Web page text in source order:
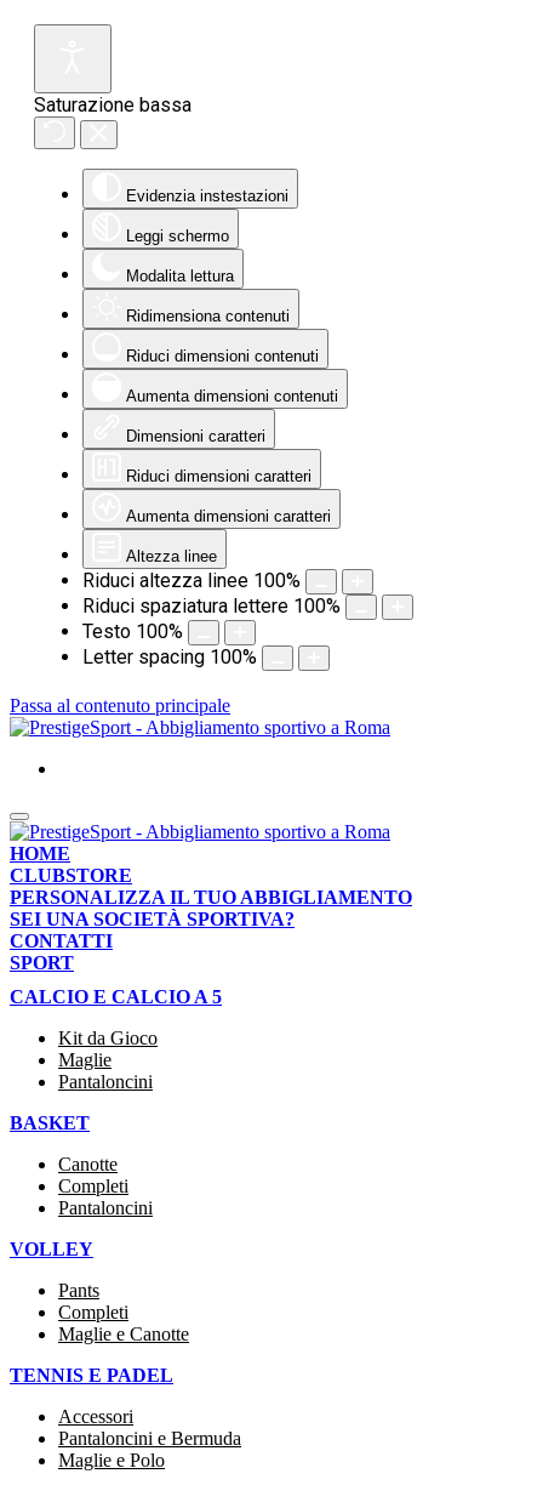
Saturazione bassa
Evidenzia instestazioni
Leggi schermo
Modalita lettura
Ridimensiona contenuti
Riduci dimensioni contenuti
Aumenta dimensioni contenuti
Dimensioni caratteri
Riduci dimensioni caratteri
Aumenta dimensioni caratteri
Altezza linee
Riduci altezza linee 100%
Riduci spaziatura lettere 100%
Testo 100%
Letter spacing 100%
Passa al contenuto principale
HOME
CLUBSTORE
PERSONALIZZA IL TUO ABBIGLIAMENTO
SEI UNA SOCIETÀ SPORTIVA?
CONTATTI
SPORT
CALCIO E CALCIO A 5
Kit da Gioco
Maglie
Pantaloncini
BASKET
Canotte
Completi
Pantaloncini
VOLLEY
Pants
Completi
Maglie e Canotte
TENNIS E PADEL
Accessori
Pantaloncini e Bermuda
Maglie e Polo